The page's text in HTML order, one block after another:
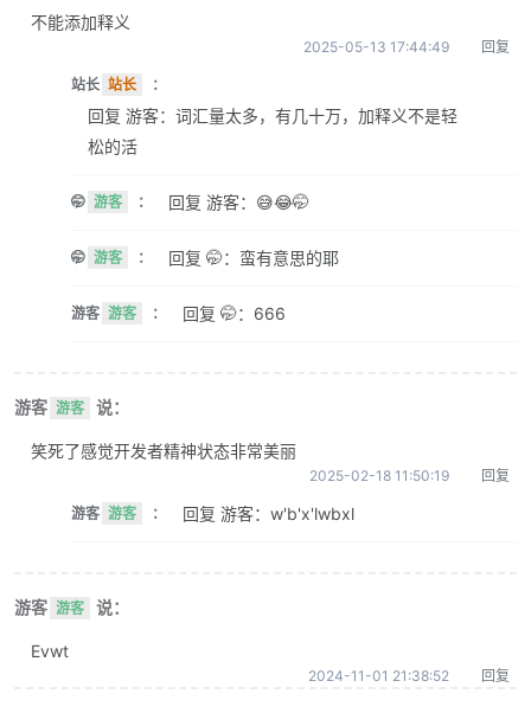
不能添加释义
2025-05-13 17:44:49 回复
站长 站长 ：
回复 游客：词汇量太多，有几十万，加释义不是轻
松的活
🤭 游客 ： 回复 游客：😅😂🤭
🤭 游客 ： 回复 🤭：蛮有意思的耶
游客 游客 ： 回复 🤭：666
游客 游客 说：
笑死了感觉开发者精神状态非常美丽
2025-02-18 11:50:19 回复
游客 游客 ： 回复 游客：w'b'x'lwbxl
游客 游客 说：
Evwt
2024-11-01 21:38:52 回复